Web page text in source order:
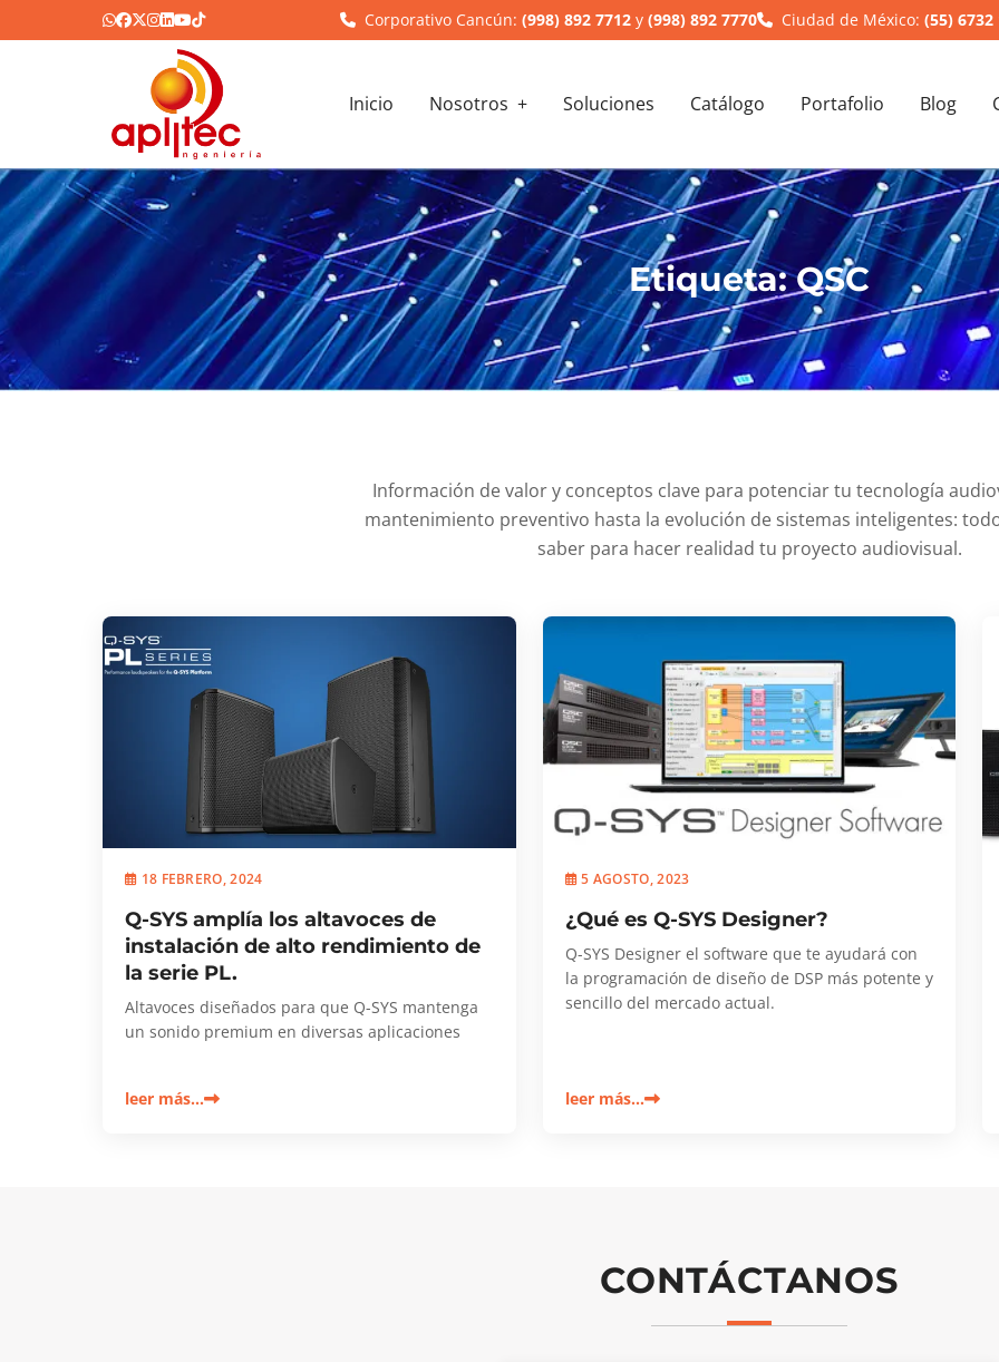
Corporativo Cancún: (998) 892 7712 y (998) 892 7770 Ciudad de México: (55) 6732
Inicio Nosotros Soluciones Catálogo Portafolio Blog
Etiqueta:QSC
Información de valor y conceptos clave para potenciar tu tecnología
mantenimiento preventivo hasta la evolución de sistemas inteligentes:
saber para hacer realidad tu proyecto audiovisual.
18 FEBRERO, 2024
Q-SYS amplía los altavoces de
instalación de alto rendimiento de
la serie PL.
Altavoces diseñados para que Q-SYS mantenga
un sonido premium en diversas aplicaciones
leer más…
5 AGOSTO, 2023
¿Qué es Q-SYS Designer?
Q-SYS Designer el software que te ayudará con
la programación de diseño de DSP más potente y
sencillo del mercado actual.
leer más…
CONTÁCTANOS